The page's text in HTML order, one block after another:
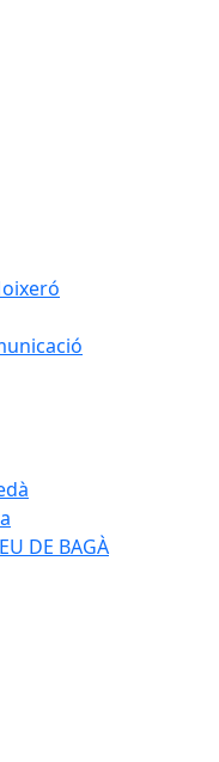
DE BAGÀ